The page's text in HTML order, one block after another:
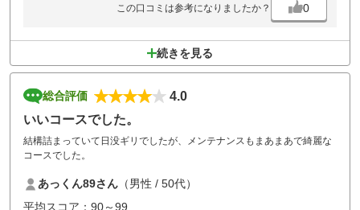
この口コミは参考になりましたか？ 0
続きを見る
総合評価
4.0
いいコースでした。
結構詰まっていて日没ギリでしたが、メンテナンスもまあまあで綺麗な
コースでした。
あっくん89さん （男性 / 50代）
平均スコア：90～99